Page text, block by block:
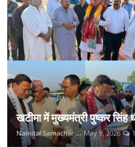
खटीमा में मुख्यमंत्री पुष्कर सिंह
Nainital Samachar ... May 9, 2026